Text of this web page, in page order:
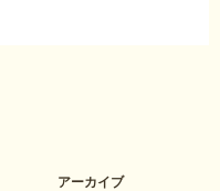
アーカイブ